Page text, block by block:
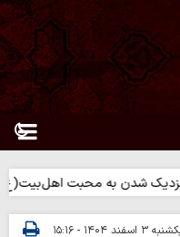
شدن به محبت اهل‌بیت(ع)
۳ اسفند ۱۴۰۴ - ۱۵:۱۶